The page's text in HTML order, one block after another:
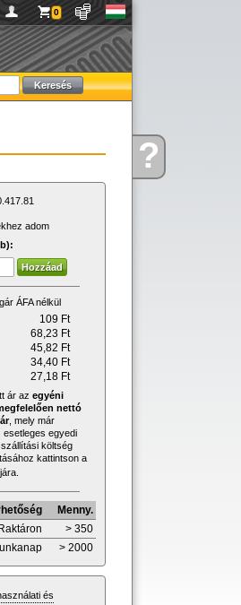
Kérdése?
0
adom
ÁFA nélkül
109 Ft
68,23 Ft
45,82 Ft
34,40 Ft
27,18 Ft
ár az egyéni
nettó
, mely már
esetleges egyedi
költség
kattintson a
Menny.
> 350
> 2000
és